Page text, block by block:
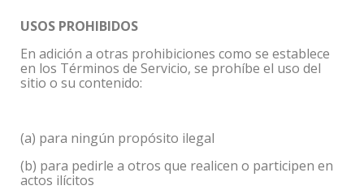
USOS PROHIBIDOS
En adición a otras prohibiciones como se establece
en los Términos de Servicio, se prohíbe el uso del
sitio o su contenido:
(a) para ningún propósito ilegal
(b) para pedirle a otros que realicen o participen en
actos ilícitos